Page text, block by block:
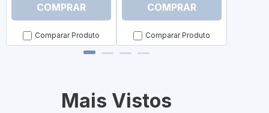
COMPRAR
Comparar Produto
COMPRAR
Comparar Produto
Mais Vistos